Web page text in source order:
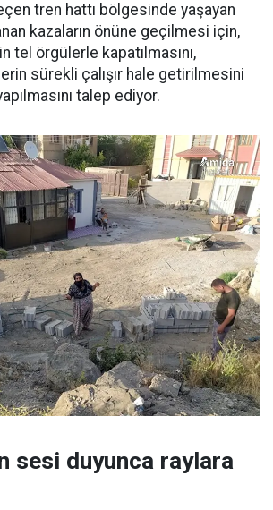
tren hattı bölgesinde yaşayan
kazaların önüne geçilmesi için,
tel örgülerle kapatılmasını,
sürekli çalışır hale getirilmesini
talep ediyor.
sesi duyunca raylara